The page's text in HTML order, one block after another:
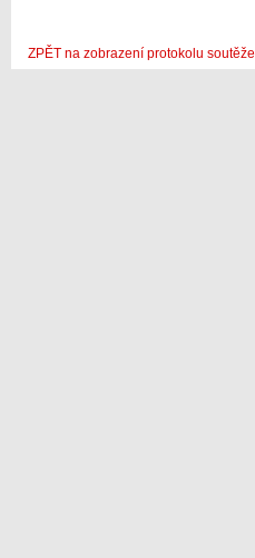
ZPĚT na zobrazení protokolu soutěže